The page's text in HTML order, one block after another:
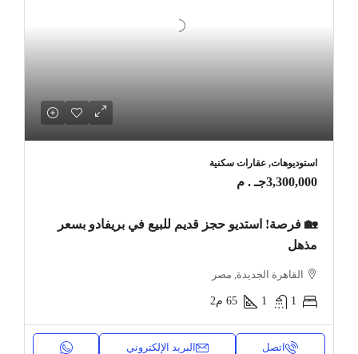
استوديوهات, عقارات سكنية
3,300,000جـ . م
🏡 فرصة! استديو حجز قديم للبيع في بريفادو بسعر
مذهل
القاهرة الجديدة, مصر
1
1
65 م2
اتصل البريد الإلكتروني